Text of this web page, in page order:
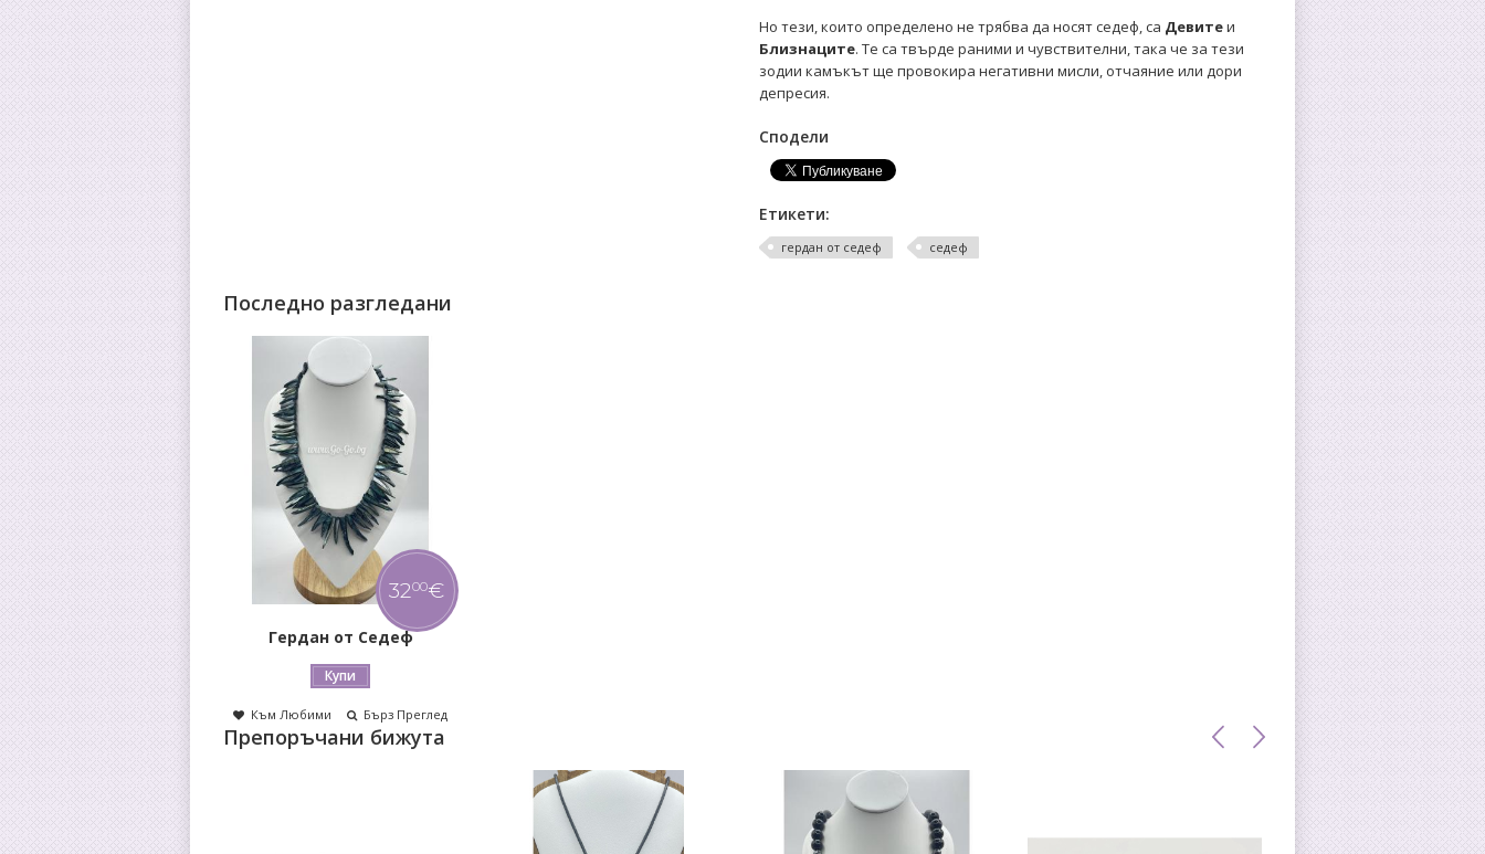
Но тези, които определено не трябва да носят седеф, са Девитеи
Близнаците. Те са твърде раними и чувствителни, така че за тези
зодии камъкът ще провокира негативни мисли, отчаяние или дори
депресия.
Сподели
Етикети:
гердан от седеф седеф
Последно разгледани
Гердан от Седеф
3200€
Купи
Към Любими Бърз Преглед
Препоръчани бижута